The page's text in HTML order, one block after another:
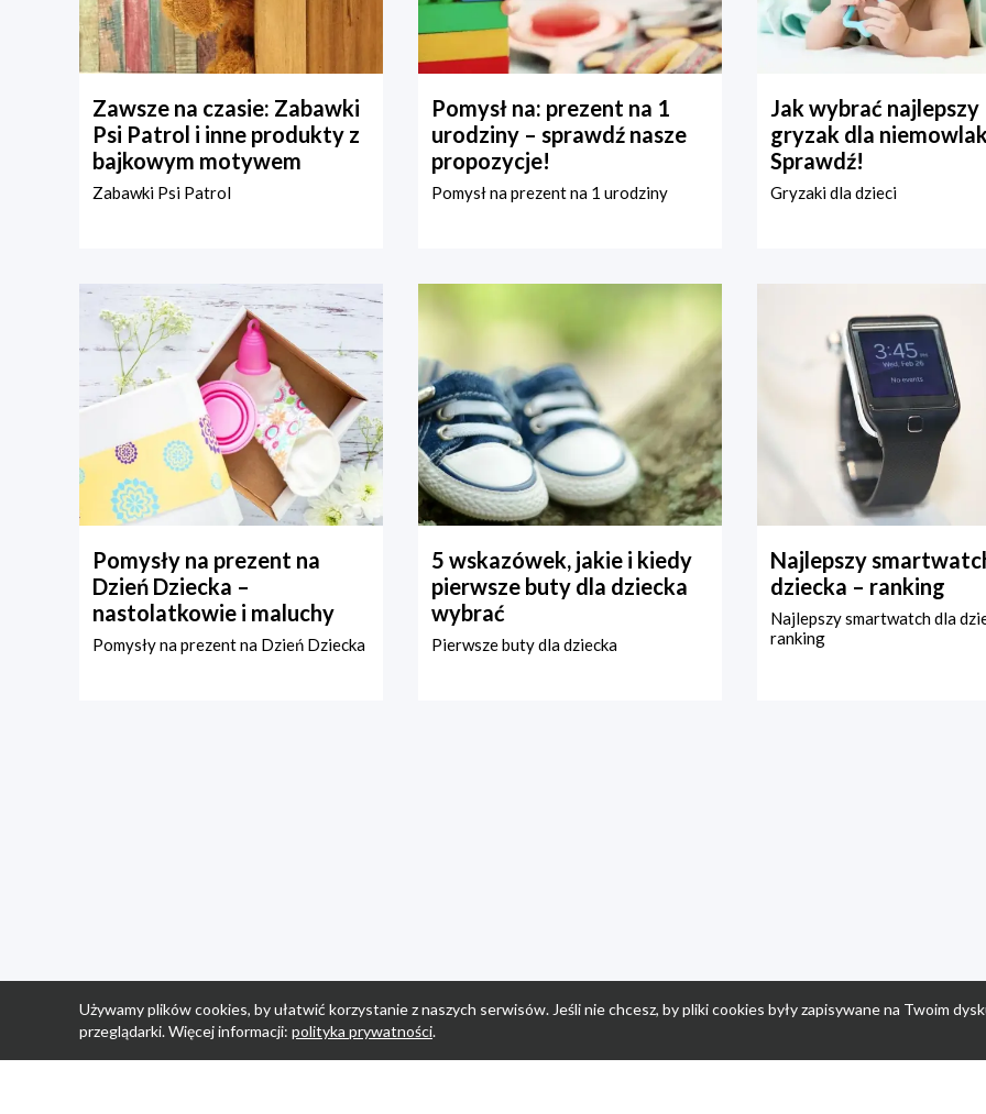
Zawsze na czasie: Zabawki
Psi Patrol i inne produkty z
bajkowym motywem
Zabawki Psi Patrol
Pomysł na: prezent na 1
urodziny – sprawdź nasze
propozycje!
Pomysł na prezent na 1 urodziny
Jak wybrać najlepszy
gryzak dla
Sprawdź!
Gryzaki dla dzieci
Pomysły na prezent na
Dzień Dziecka –
nastolatkowie i maluchy
Pomysły na prezent na Dzień Dziecka
5 wskazówek, jakie i kiedy
pierwsze buty dla dziecka
wybrać
Pierwsze buty dla dziecka
Najlepszy
dziecka – ranking
Najlepszy smartwatch dla
ranking
Używamy plików cookies, by ułatwić korzystanie z naszych serwisów. Jeśli nie chcesz, by pliki cookies były zapisywane na Twoim
przeglądarki. Więcej informacji: polityka prywatności.